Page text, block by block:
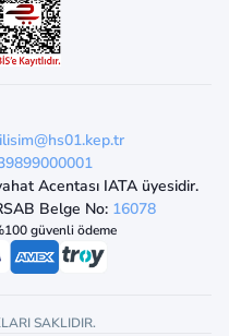
Acentası IATA üyesidir.
Belge No: 16078
güvenli ödeme
SAKLIDIR.